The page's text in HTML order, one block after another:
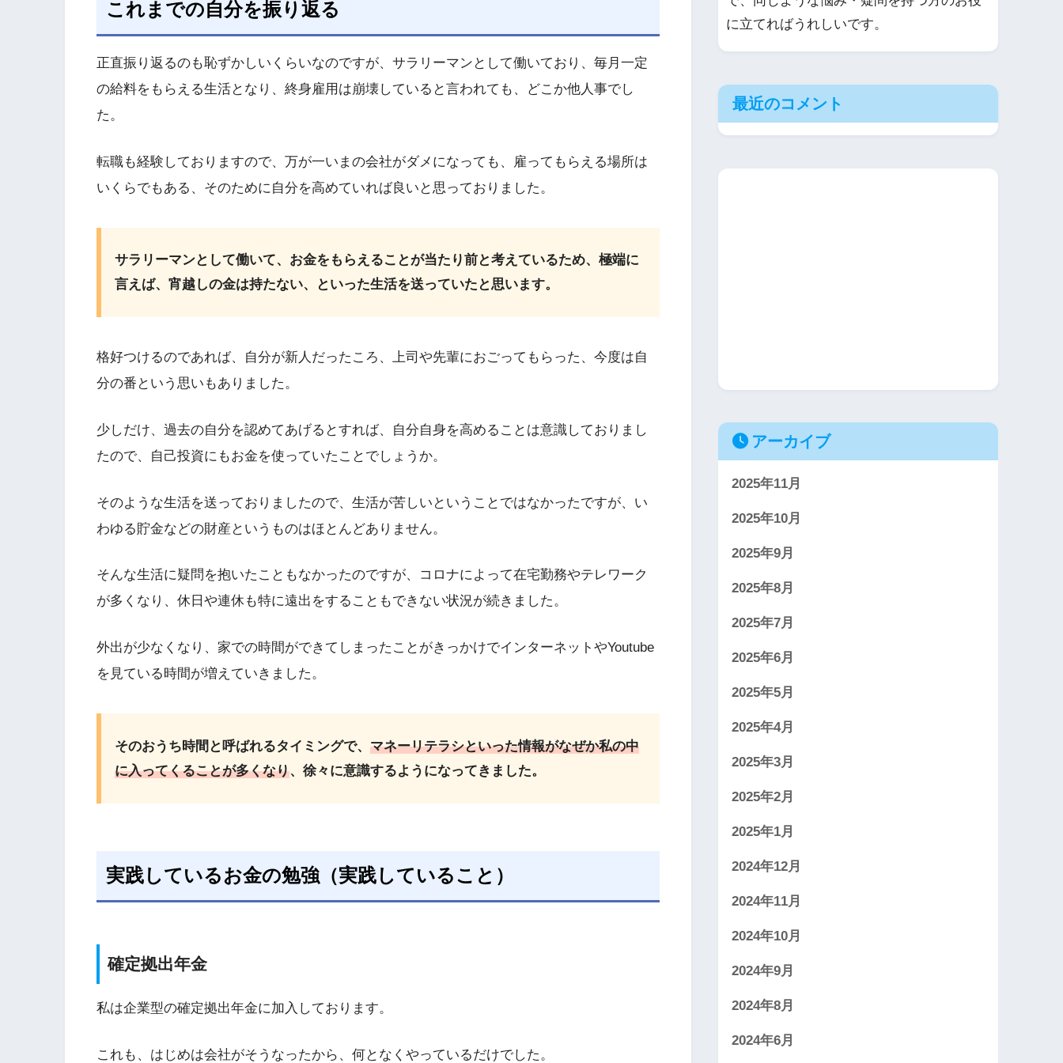
これまでの自分を振り返る
正直振り返るのも恥ずかしいくらいなのですが、サラリーマンとして働いており、毎月一定
の給料をもらえる生活となり、終身雇用は崩壊していると言われても、どこか他人事でし
た。
転職も経験しておりますので、万が一いまの会社がダメになっても、雇ってもらえる場所は
いくらでもある、そのために自分を高めていれば良いと思っておりました。
サラリーマンとして働いて、お金をもらえることが当たり前と考えているため、極端に
言えば、宵越しの金は持たない、といった生活を送っていたと思います。
格好つけるのであれば、自分が新人だったころ、上司や先輩におごってもらった、今度は自
分の番という思いもありました。
少しだけ、過去の自分を認めてあげるとすれば、自分自身を高めることは意識しておりまし
たので、自己投資にもお金を使っていたことでしょうか。
そのような生活を送っておりましたので、生活が苦しいということではなかったですが、い
わゆる貯金などの財産というものはほとんどありません。
そんな生活に疑問を抱いたこともなかったのですが、コロナによって在宅勤務やテレワーク
が多くなり、休日や連休も特に遠出をすることもできない状況が続きました。
外出が少なくなり、家での時間ができてしまったことがきっかけでインターネットやYoutube
を見ている時間が増えていきました。
そのおうち時間と呼ばれるタイミングで、マネーリテラシといった情報がなぜか私の中
に入ってくることが多くなり、徐々に意識するようになってきました。
実践しているお金の勉強（実践していること）
確定拠出年金
私は企業型の確定拠出年金に加入しております。
これも、はじめは会社がそうなったから、何となくやっているだけでした。
に立てればうれしいです。
最近のコメント
アーカイブ
2025年11月
2025年10月
2025年9月
2025年8月
2025年7月
2025年6月
2025年5月
2025年4月
2025年3月
2025年2月
2025年1月
2024年12月
2024年11月
2024年10月
2024年9月
2024年8月
2024年6月